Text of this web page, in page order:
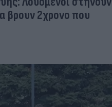
βρουν 2χρονο που